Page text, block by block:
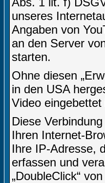
unseres
Angaben von
an den Server
starten.
Ohne diesen
in den USA
Video
Diese
Ihren Internet-
Ihre IP-Adresse,
erfassen und
„DoubleClick“